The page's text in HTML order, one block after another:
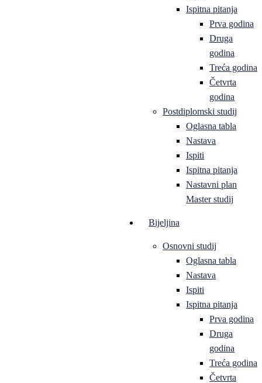
Ispitna pitanja
Prva godina
Druga
godina
Treća godina
Četvrta
godina
Postdiplomski studij
Oglasna tabla
Nastava
Ispiti
Ispitna pitanja
Nastavni plan
Master studij
Bijeljina
Osnovni studij
Oglasna tabla
Nastava
Ispiti
Ispitna pitanja
Prva godina
Druga
godina
Treća godina
Četvrta